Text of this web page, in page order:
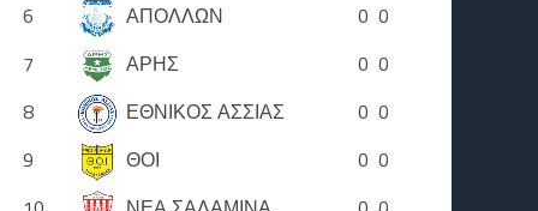
6
ΑΠΟΛΛΩΝ 0 0
7
ΑΡΗΣ 0 0
8
ΕΘΝΙΚΟΣ ΑΣΣΙΑΣ 0 0
9
ΘΟΙ 0 0